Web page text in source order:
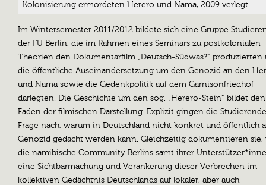
Kolonisierung ermordeten Herero und Nama, 2009 verlegt
Im Wintersemester 2011/2012 bildete sich eine Gruppe
der FU Berlin, die im Rahmen eines Seminars zu postkolonialen
Theorien den Dokumentarfilm „Deutsch-Südwas?“ produzierten
die öffentliche Auseinandersetzung um den Genozid an den
und Nama sowie die Gedenkpolitik auf dem Garnisonfriedhof
darlegten. Die Geschichte um den sog. „Herero-Stein“ bildet
Faden der filmischen Darstellung. Explizit gingen die
Frage nach, warum in Deutschland nicht konkret und öffentlich
Genozid gedacht werden kann. Gleichzeitig dokumentieren sie,
die namibische Community Berlins samt ihrer
eine Sichtbarmachung und Verankerung dieser Verbrechen im
kollektiven Gedächtnis Deutschlands auf lokaler, aber auch